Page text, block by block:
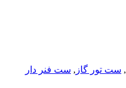
, ست تور گاز , ست فنر دار